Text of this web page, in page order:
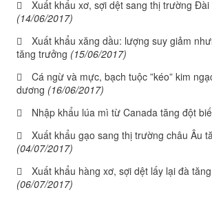
Xuất khẩu xơ, sợi dệt sang thị trường
(14/06/2017)
Xuất khẩu xăng dầu: lượng suy giảm
tăng trưởng (15/06/2017)
Cá ngừ và mực, bạch tuộc ”kéo” kim
dương (16/06/2017)
Nhập khẩu lúa mì từ Canada tăng đột
Xuất khẩu gạo sang thị trường châu Âu
(04/07/2017)
Xuất khẩu hàng xơ, sợi dệt lấy lại đà
(06/07/2017)